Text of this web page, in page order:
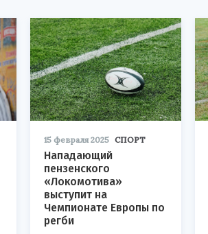
15 февраля 2025 СПОРТ
Нападающий
пензенского
«Локомотива»
выступит на
Чемпионате Европы по
регби